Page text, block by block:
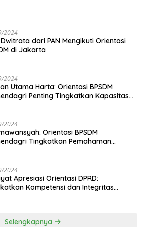
2024
dari PAN Mengikuti Orientasi
di Jakarta
2024
Utama Harta: Orientasi BPSDM
Penting Tingkatkan Kapasitas
2024
Orientasi BPSDM
Tingkatkan Pemahaman
2024
Apresiasi Orientasi DPRD:
Kompetensi dan Integritas
Selengkapnya